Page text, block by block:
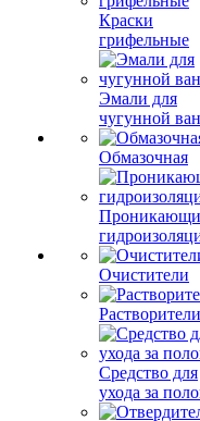
Краски
грифельные
Эмали для
чугунной
Обмазочная
Очистители
Растворители
Средство для
ухода за